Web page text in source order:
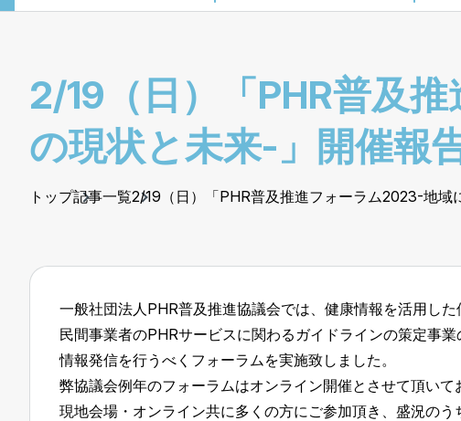
2/19（日）「PHR普及
の現状と未来-」開催報
トップ記事一覧2/19（日）「PHR普及推進フォーラム2023-地域
一般社団法人PHR普及推進協議会では、健康情報を活用し
民間事業者のPHRサービスに関わるガイドラインの策定事業
情報発信を行うべくフォーラムを実施致しました。
弊協議会例年のフォーラムはオンライン開催とさせて頂い
現地会場・オンライン共に多くの方にご参加頂き、盛況のう